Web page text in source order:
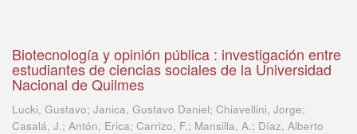
Biotecnología y opinión pública : investigación entre
estudiantes de ciencias sociales de la Universidad
Nacional de Quilmes
Lucki, Gustavo; Janica, Gustavo Daniel; Chiavellini, Jorge;
Casalá, J.; Antón, Erica; Carrizo, F.; Mansilla, A.; Díaz, Alberto